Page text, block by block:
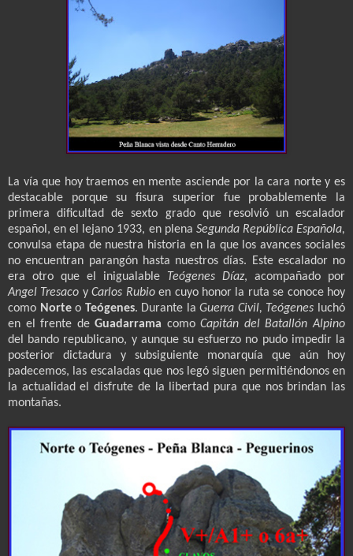
La vía que hoy traemos en mente asciende por la cara norte y es
destacable porque su fisura superior fue probablemente la
primera dificultad de sexto grado que resolvió un escalador
español, en el lejano 1933, en plena Segunda República Española,
convulsa etapa de nuestra historia en la que los avances sociales
no encuentran parangón hasta nuestros días. Este escalador no
era otro que el inigualable
Teógenes Díaz, acompañado por
Angel Tresaco yCarlos Rubioen cuyo honor la ruta se conoce hoy
como Norteo Teógenes. Durante laGuerra Civil, Teógenes luchó
en el frente deGuadarrama comoCapitán del Batallón Alpino
del bando republicano, y aunque su esfuerzo no pudo impedir la
posterior dictadura y subsiguiente monarquía que aún hoy
padecemos, las escaladas que nos legó siguen permitiéndonos en
la actualidad el disfrute de la libertad pura que nos brindan las
montañas.